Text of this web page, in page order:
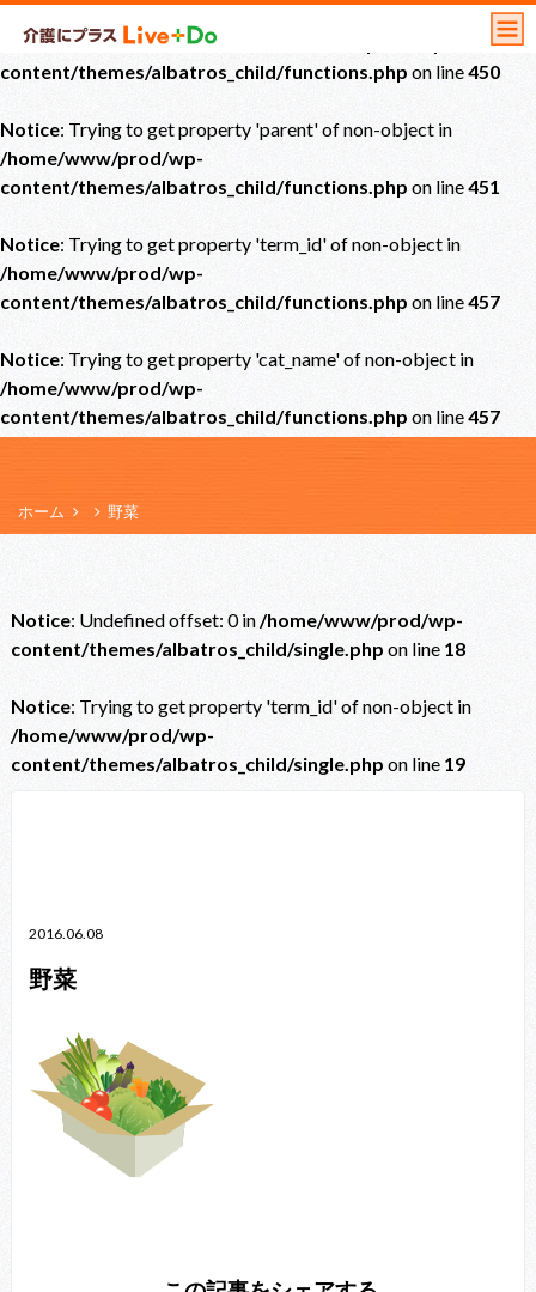
Notice: Undefined offset: 0 in
content/themes/albatros_child/functions.php on line450
Notice: Trying to get property 'parent' of non-object in
/home/www/prod/wp-
content/themes/albatros_child/functions.php on line451
Notice: Trying to get property 'term_id' of non-object in
/home/www/prod/wp-
content/themes/albatros_child/functions.php on line457
Notice: Trying to get property 'cat_name' of non-object in
/home/www/prod/wp-
content/themes/albatros_child/functions.php on line457
ホーム 野菜
Notice: Undefined offset: 0 in/home/www/prod/wp-
content/themes/albatros_child/single.php on line 18
Notice: Trying to get property 'term_id' of non-object in
/home/www/prod/wp-
content/themes/albatros_child/single.php on line 19
2016.06.08
野菜